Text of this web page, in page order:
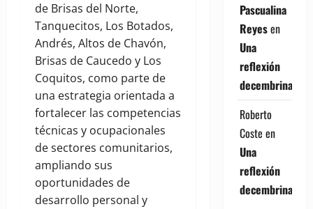
de Brisas del Norte,
Tanquecitos, Los Botados,
Andrés, Altos de Chavón,
Brisas de Caucedo y Los
Coquitos, como parte de
una estrategia orientada a
fortalecer las competencias
técnicas y ocupacionales
de sectores comunitarios,
ampliando sus
oportunidades de
desarrollo personal y
Pascualina
Reyesen
Una
reflexión
decembrina
Roberto
Coste en
Una
reflexión
decembrina